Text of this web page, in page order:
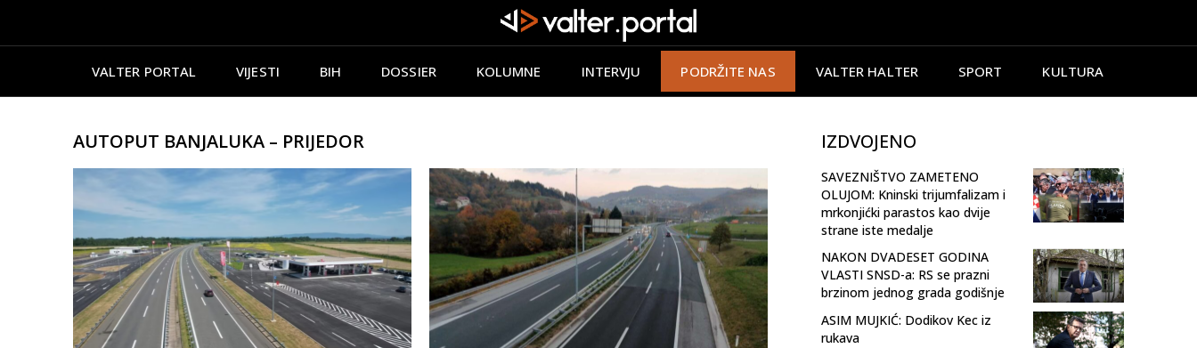
VALTER PORTAL VIJESTI BIH DOSSIER KOLUMNE INTERVJU PODRŽITE NAS VALTER HALTER SPORT KULTURA
AUTOPUT BANJALUKA – PRIJEDOR IZDVOJENO
SAVEZNIŠTVO ZAMETENO
OLUJOM: Kninski trijumfalizam i
mrkonjićki parastos kao dvije
strane iste medalje
NAKON DVADESET GODINA
VLASTI SNSD-a: RS se prazni
brzinom jednog grada godišnje
ASIM MUJKIĆ: Dodikov Kec iz
rukava